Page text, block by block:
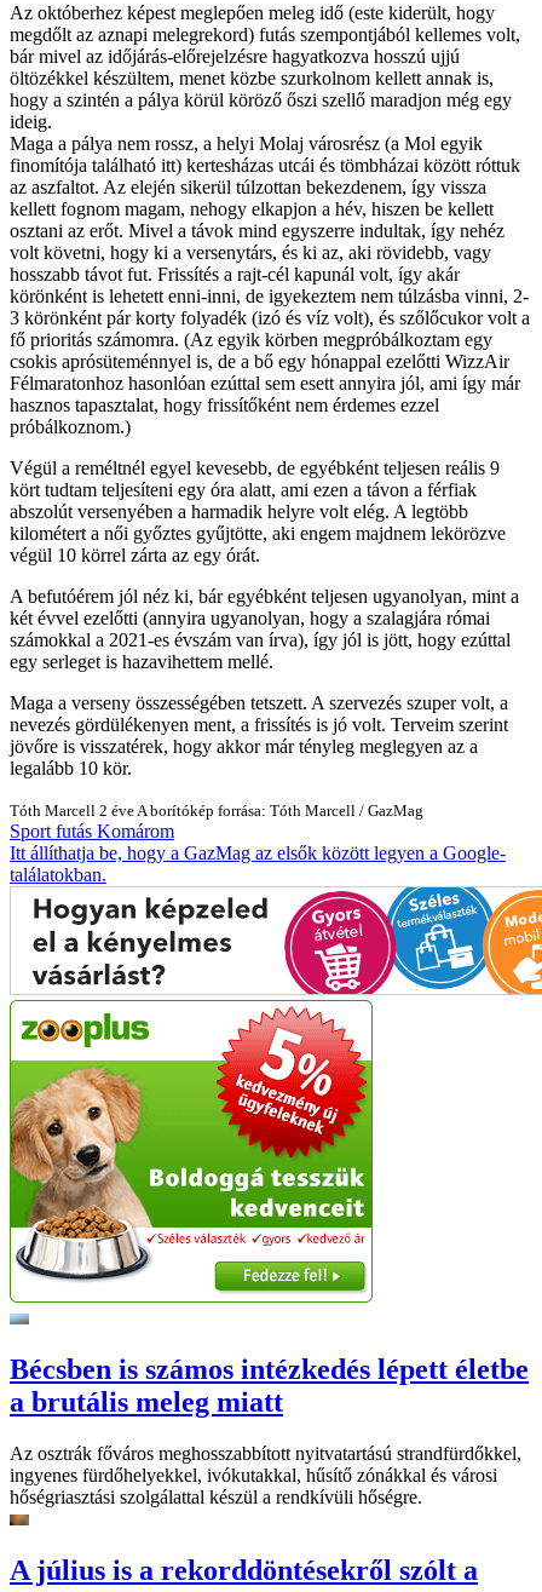
Az októberhez képest meglepően meleg idő (este kiderült, hogy
megdőlt az aznapi melegrekord) futás szempontjából kellemes volt,
bár mivel az időjárás-előrejelzésre hagyatkozva hosszú ujjú
öltözékkel készültem, menet közbe szurkolnom kellett annak is,
hogy a szintén a pálya körül köröző őszi szellő maradjon még egy
ideig.
Maga a pálya nem rossz, a helyi Molaj városrész (a Mol egyik
finomítója található itt) kertesházas utcái és tömbházai között róttuk
az aszfaltot. Az elején sikerül túlzottan bekezdenem, így vissza
kellett fognom magam, nehogy elkapjon a hév, hiszen be kellett
osztani az erőt. Mivel a távok mind egyszerre indultak, így nehéz
volt követni, hogy ki a versenytárs, és ki az, aki rövidebb, vagy
hosszabb távot fut. Frissítés a rajt-cél kapunál volt, így akár
körönként is lehetett enni-inni, de igyekeztem nem túlzásba vinni, 2-
3 körönként pár korty folyadék (izó és víz volt), és szőlőcukor volt a
fő prioritás számomra. (Az egyik körben megpróbálkoztam egy
csokis aprósüteménnyel is, de a bő egy hónappal ezelőtti WizzAir
Félmaratonhoz hasonlóan ezúttal sem esett annyira jól, ami így már
hasznos tapasztalat, hogy frissítőként nem érdemes ezzel
próbálkoznom.)
Végül a reméltnél egyel kevesebb, de egyébként teljesen reális 9
kört tudtam teljesíteni egy óra alatt, ami ezen a távon a férfiak
abszolút versenyében a harmadik helyre volt elég. A legtöbb
kilométert a női győztes gyűjtötte, aki engem majdnem lekörözve
végül 10 körrel zárta az egy órát.
A befutóérem jól néz ki, bár egyébként teljesen ugyanolyan, mint a
két évvel ezelőtti (annyira ugyanolyan, hogy a szalagjára római
számokkal a 2021-es évszám van írva), így jól is jött, hogy ezúttal
egy serleget is hazavihettem mellé.
Maga a verseny összességében tetszett. A szervezés szuper volt, a
nevezés gördülékenyen ment, a frissítés is jó volt. Terveim szerint
jövőre is visszatérek, hogy akkor már tényleg meglegyen az a
legalább 10 kör.
Tóth Marcell 2 éve A borítókép forrása: Tóth Marcell / GazMag
Sport futás Komárom
Itt állíthatja be, hogy a GazMag az elsők között legyen a Google-
találatokban.
Bécsben is számos intézkedés lépett életbe
a brutális meleg miatt
Az osztrák főváros meghosszabbított nyitvatartású strandfürdőkkel,
ingyenes fürdőhelyekkel, ivókutakkal, hűsítő zónákkal és városi
hőségriasztási szolgálattal készül a rendkívüli hőségre.
A július is a rekorddöntésekről szólt a